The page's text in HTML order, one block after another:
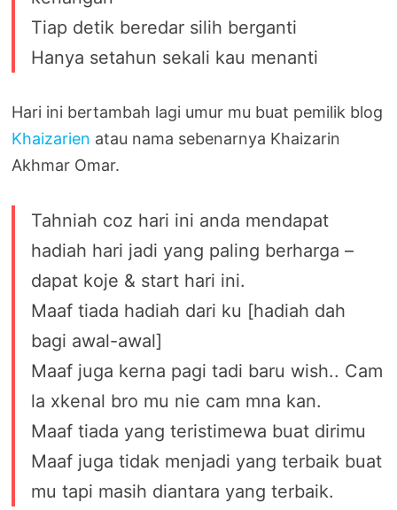
Tiap detik beredar silih berganti
Hanya setahun sekali kau menanti
Hari ini bertambah lagi umur mu buat pemilik blog
Khaizarien atau nama sebenarnya Khaizarin
Akhmar Omar.
Tahniah coz hari ini anda mendapat
hadiah hari jadi yang paling berharga –
dapat koje & start hari ini.
Maaf tiada hadiah dari ku [hadiah dah
bagi awal-awal]
Maaf juga kerna pagi tadi baru wish.. Cam
la xkenal bro mu nie cam mna kan.
Maaf tiada yang teristimewa buat dirimu
Maaf juga tidak menjadi yang terbaik buat
mu tapi masih diantara yang terbaik.